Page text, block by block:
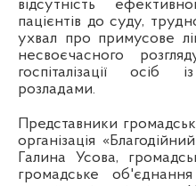
відсутність
пацієнтів до суду,
ухвал про примусове
несвоєчасного
госпіталізації
розладами.
Представники
організація
Галина Усова,
громадське